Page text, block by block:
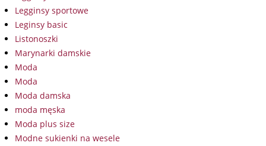
Legginsy sportowe
Leginsy basic
Listonoszki
Marynarki damskie
Moda
Moda
Moda damska
moda męska
Moda plus size
Modne sukienki na wesele